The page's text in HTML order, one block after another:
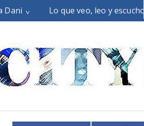
Dani Lo que veo, leo y escucho